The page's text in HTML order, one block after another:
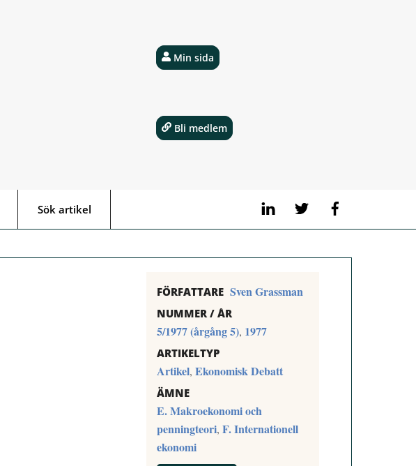
LinkedIn Twitter
Sök artikel
Min sida
Bli medlem
FÖRFATTARE Sven Grassman
NUMMER / ÅR
5/1977 (årgång 5), 1977
ARTIKELTYP
Artikel, Ekonomisk Debatt
ÄMNE
E. Makroekonomi och
penningteori, F. Internationell
ekonomi